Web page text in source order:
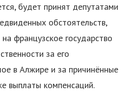
будет принят депутатами
обстоятельств,
французское государство
за его
в Алжире и за причинённые
выплаты компенсаций.